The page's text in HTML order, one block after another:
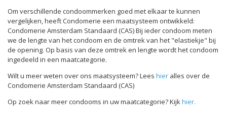
Om verschillende condoommerken goed met elkaar te kunnen
vergelijken, heeft Condomerie een maatsysteem ontwikkeld:
Condomerie Amsterdam Standaard (CAS) Bij ieder condoom meten
we de lengte van het condoom en de omtrek van het "elastiekje" bij
de opening. Op basis van deze omtrek en lengte wordt het condoom
ingedeeld in een maatcategorie.
Wilt u meer weten over ons maatsysteem? Lees hier alles over de
Condomerie Amsterdam Standaard (CAS)
Op zoek naar meer condooms in uw maatcategorie? Kijkhier.